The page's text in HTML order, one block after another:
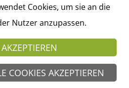
Cookies, um sie an die
Nutzer anzupassen.
COOKIES AKZEPTIEREN